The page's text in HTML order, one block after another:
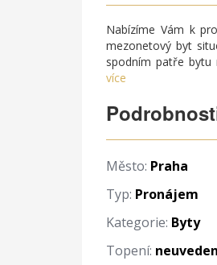
Nabízíme Vám k
mezonetový byt
spodním patře bytu
více
Město: Praha
Typ: Pronájem
Kategorie: Byty
Topení: